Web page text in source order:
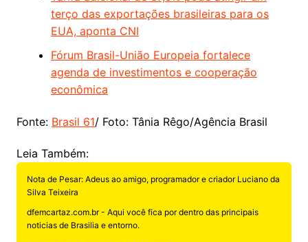
terço das exportações brasileiras para os
EUA, aponta CNI
Fórum Brasil-União Europeia fortalece
agenda de investimentos e cooperação
econômica
Fonte: Brasil 61/ Foto: Tânia Rêgo/Agência Brasil
Leia Também:
Nota de Pesar: Adeus ao amigo, programador e criador Luciano da
Silva Teixeira
dfemcartaz.com.br - Aqui você fica por dentro das principais
noticias de Brasilia e entorno.